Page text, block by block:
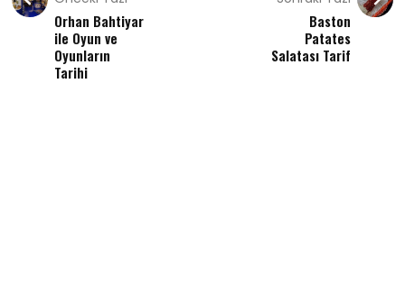
Orhan Bahtiyar
ile Oyun ve
Oyunların
Tarihi
Baston
Patates
Salatası Tarif